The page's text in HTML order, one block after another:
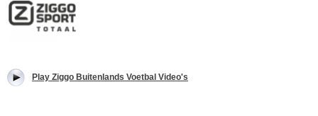
Play Ziggo Buitenlands Voetbal Video's